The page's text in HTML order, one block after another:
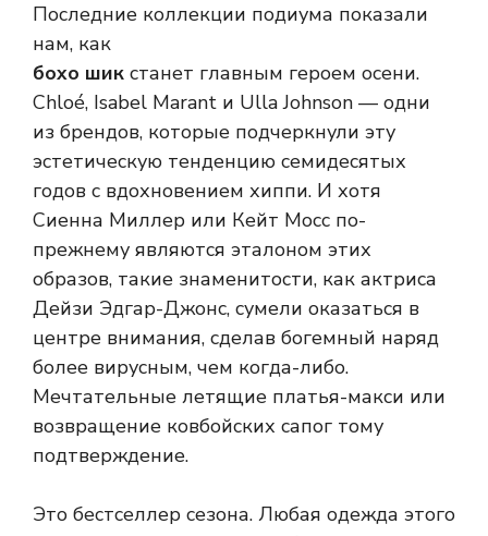
Последние коллекции подиума показали
нам, как
бохо шик станет главным героем осени.
Chloé, Isabel Marant и Ulla Johnson — одни
из брендов, которые подчеркнули эту
эстетическую тенденцию семидесятых
годов с вдохновением хиппи. И хотя
Сиенна Миллер или Кейт Мосс по-
прежнему являются эталоном этих
образов, такие знаменитости, как актриса
Дейзи Эдгар-Джонс, сумели оказаться в
центре внимания, сделав богемный наряд
более вирусным, чем когда-либо.
Мечтательные летящие платья-макси или
возвращение ковбойских сапог тому
подтверждение.
Это бестселлер сезона. Любая одежда этого